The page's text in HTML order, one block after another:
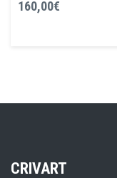
160,00€
CRIVART